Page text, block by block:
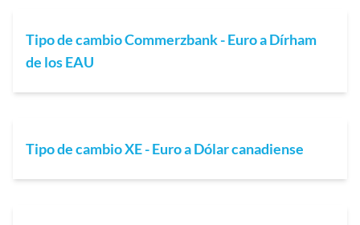
Tipo de cambio Commerzbank - Euro a Dírham
de los EAU
Tipo de cambio XE - Euro a Dólar canadiense